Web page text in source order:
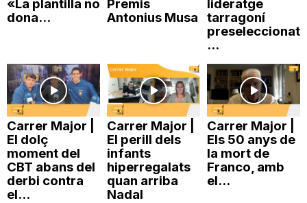
«La plantilla no
dona...
Premis
Antonius Musa
lideratge
tarragoní
preseleccionat
...
Carrer Major |
El dolç
moment del
CBT abans del
derbi contra
el...
Carrer Major |
El perill dels
infants
hiperregalats
quan arriba
Nadal
Carrer Major |
Els 50 anys de
la mort de
Franco, amb
el...